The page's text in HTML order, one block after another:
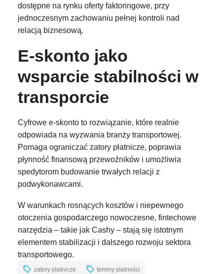
dostępne na rynku oferty faktoringowe, przy
jednoczesnym zachowaniu pełnej kontroli nad
relacją biznesową.
E-skonto jako
wsparcie stabilności w
transporcie
Cyfrowe e-skonto to rozwiązanie, które realnie
odpowiada na wyzwania branży transportowej.
Pomaga ograniczać zatory płatnicze, poprawia
płynność finansową przewoźników i umożliwia
spedytorom budowanie trwałych relacji z
podwykonawcami.
W warunkach rosnących kosztów i niepewnego
otoczenia gospodarczego nowoczesne, fintechowe
narzędzia – takie jak Cashy – stają się istotnym
elementem stabilizacji i dalszego rozwoju sektora
transportowego.
zatory płatnicze teminy płatności